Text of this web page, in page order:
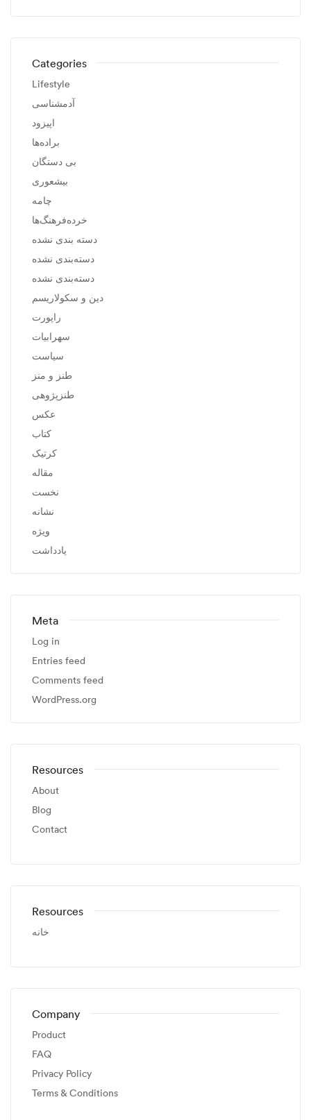
Categories
Lifestyle
آدمشناسی
اپیزود
براده‌ها
بی دستگان
بیشعوری
چامه
خرده‌فرهنگ‌ها
دسته بندی نشده
دسته‌بندی نشده
دسته‌بندی نشده
دین و سکولاریسم
راپورت
سهرابیات
سیاست
طنز و منز
طنزپژوهی
عکس
کتاب
کرتیک
مقاله
نخست
نشانه
ویژه
یادداشت
Meta
Log in
Entries feed
Comments feed
WordPress.org
Resources
About
Blog
Contact
Resources
خانه
Company
Product
FAQ
Privacy Policy
Terms & Conditions